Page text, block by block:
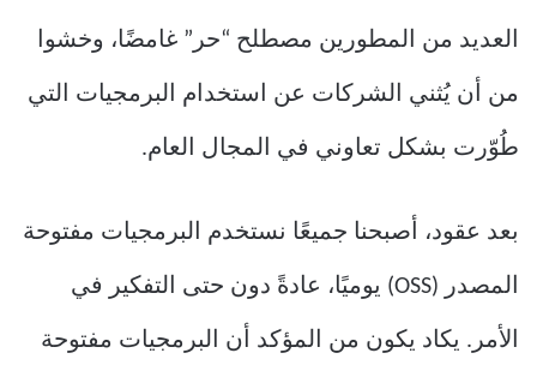
العديد من المطورين مصطلح “حر” غامضًا، وخشوا
من أن يُثني الشركات عن استخدام البرمجيات التي
طُوّرت بشكل تعاوني في المجال العام.
بعد عقود، أصبحنا جميعًا نستخدم البرمجيات مفتوحة
المصدر (OSS) يوميًا، عادةً دون حتى التفكير في
الأمر. يكاد يكون من المؤكد أن البرمجيات مفتوحة